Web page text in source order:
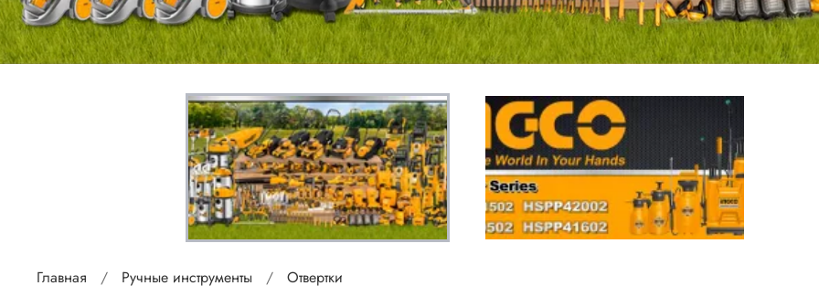
Главная Ручные инструменты Отвертки